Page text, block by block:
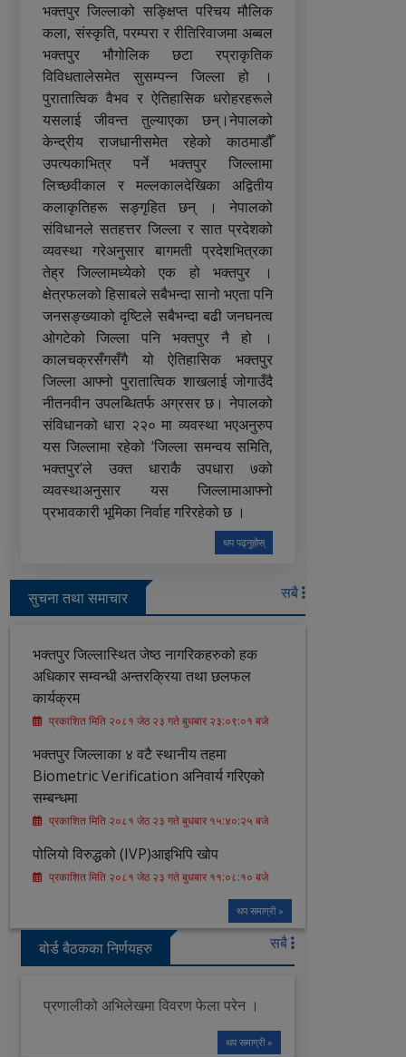
भक्तपुर जिल्लाको सङ्क्षिप्त परिचय मौलिक
कला, संस्कृति, परम्परा र रीतिरिवाजमा अब्बल
भक्तपुर भौगोलिक छटा रप्राकृतिक
विविधतालेसमेत सुसम्पन्न जिल्ला हो ।
पुरातात्विक वैभव र ऐतिहासिक धरोहरहरूले
यसलाई जीवन्त तुल्याएका छन्।नेपालको
केन्द्रीय राजधानीसमेत रहेको काठमाडौँ
उपत्यकाभित्र पर्ने भक्तपुर जिल्लामा
लिच्छवीकाल र मल्लकालदेखिका अद्वितीय
कलाकृतिहरू सङ्गृहित छन् । नेपालको
संविधानले सतहत्तर जिल्ला र सात प्रदेशको
व्यवस्था गरेअनुसार बागमती प्रदेशभित्रका
तेह्र जिल्लामध्येको एक हो भक्तपुर ।
क्षेत्रफलको हिसाबले सबैभन्दा सानो भएता पनि
जनसङ्ख्याको दृष्टिले सबैभन्दा बढी जनघनत्व
ओगटेको जिल्ला पनि भक्तपुर नै हो ।
कालचक्रसँगसँगै यो ऐतिहासिक भक्तपुर
जिल्ला आफ्नो पुरातात्विक शाखलाई जोगाउँदै
नीतनवीन उपलब्धितर्फ अग्रसर छ। नेपालको
संविधानको धारा २२० मा व्यवस्था भएअनुरुप
यस जिल्लामा रहेको ‘जिल्ला समन्वय समिति,
भक्तपुर’ले उक्त धाराकै उपधारा ७को
व्यवस्थाअनुसार यस जिल्लामाआफ्नो
प्रभावकारी भूमिका निर्वाह गरिरहेको छ ।
थप पढ्नुहोस्
सुचना तथा समाचार सबै
भक्तपुर जिल्लास्थित जेष्ठ नागरिकहरुको हक
अधिकार सम्वन्धी अन्तरक्रिया तथा छलफल
कार्यक्रम
प्रकाशित मिति २०८१ जेठ २३ गते बुधबार २३:०९:०१ बजे
भक्तपुर जिल्लाका ४ वटै स्थानीय तहमा
Biometric Verification अनिवार्य गरिएको
सम्बन्धमा
प्रकाशित मिति २०८१ जेठ २३ गते बुधबार १५:४०:२५ बजे
पोलियो विरुद्धको (IVP)आइभिपि खोप
प्रकाशित मिति २०८१ जेठ २३ गते बुधबार ११:०८:१० बजे
थप समाग्री »
बोर्ड बैठकका निर्णयहरु सबै
प्रणालीको अभिलेखमा विवरण फेला परेन ।
थप समाग्री »